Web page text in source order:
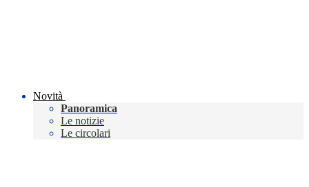
Novità
Panoramica
Le notizie
Le circolari